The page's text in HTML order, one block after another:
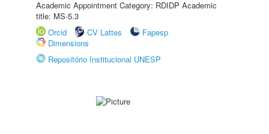
Academic Appointment Category: RDIDP Academic
title: MS-5.3
Orcid
CV Lattes
Fapesp
Dimensions
Repositório Institucional UNESP